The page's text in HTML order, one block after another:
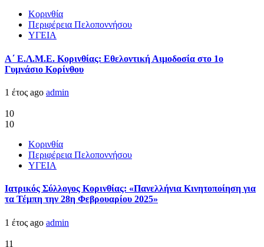
Κορινθία
Περιφέρεια Πελοποννήσου
ΥΓΕΙΑ
Α΄ Ε.Λ.Μ.Ε. Κορινθίας: Εθελοντική Αιμοδοσία στο 1ο
Γυμνάσιο Κορίνθου
1 έτος ago admin
10
10
Κορινθία
Περιφέρεια Πελοποννήσου
ΥΓΕΙΑ
Ιατρικός Σύλλογος Κορινθίας: «Πανελλήνια Κινητοποίηση για
τα Τέμπη την 28η Φεβρουαρίου 2025»
1 έτος ago admin
11